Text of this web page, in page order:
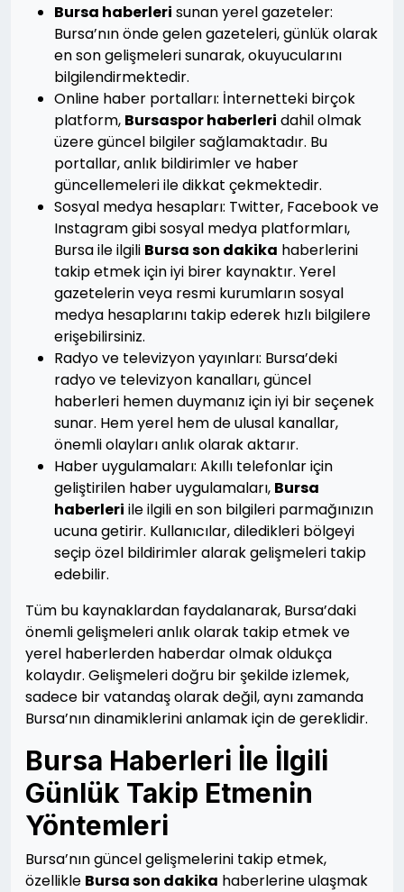
Bursa haberleri sunan yerel gazeteler:
Bursa’nın önde gelen gazeteleri, günlük olarak
en son gelişmeleri sunarak, okuyucularını
bilgilendirmektedir.
Online haber portalları: İnternetteki birçok
platform, Bursaspor haberleri dahil olmak
üzere güncel bilgiler sağlamaktadır. Bu
portallar, anlık bildirimler ve haber
güncellemeleri ile dikkat çekmektedir.
Sosyal medya hesapları: Twitter, Facebook ve
Instagram gibi sosyal medya platformları,
Bursa ile ilgili Bursa son dakika haberlerini
takip etmek için iyi birer kaynaktır. Yerel
gazetelerin veya resmi kurumların sosyal
medya hesaplarını takip ederek hızlı bilgilere
erişebilirsiniz.
Radyo ve televizyon yayınları: Bursa’deki
radyo ve televizyon kanalları, güncel
haberleri hemen duymanız için iyi bir seçenek
sunar. Hem yerel hem de ulusal kanallar,
önemli olayları anlık olarak aktarır.
Haber uygulamaları: Akıllı telefonlar için
geliştirilen haber uygulamaları, Bursa
haberleri ile ilgili en son bilgileri parmağınızın
ucuna getirir. Kullanıcılar, diledikleri bölgeyi
seçip özel bildirimler alarak gelişmeleri takip
edebilir.
Tüm bu kaynaklardan faydalanarak, Bursa’daki
önemli gelişmeleri anlık olarak takip etmek ve
yerel haberlerden haberdar olmak oldukça
kolaydır. Gelişmeleri doğru bir şekilde izlemek,
sadece bir vatandaş olarak değil, aynı zamanda
Bursa’nın dinamiklerini anlamak için de gereklidir.
Bursa Haberleri İle İlgili
Günlük Takip Etmenin
Yöntemleri
Bursa’nın güncel gelişmelerini takip etmek,
özellikle Bursa son dakika haberlerine ulaşmak